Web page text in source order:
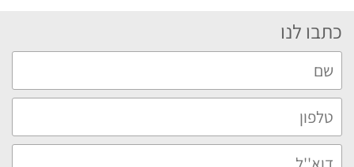
כתבו לנו